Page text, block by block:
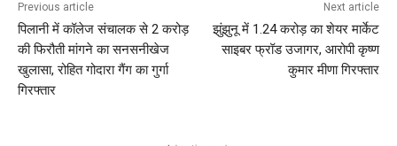
Previous article
पिलानी में कॉलेज संचालक से 2 करोड़
की फिरौती मांगने का सनसनीखेज
खुलासा, रोहित गोदारा गैंग का गुर्गा
गिरफ्तार
Next article
झुंझुनू में 1.24 करोड़ का शेयर मार्केट
साइबर फ्रॉड उजागर, आरोपी कृष्ण
कुमार मीणा गिरफ्तार